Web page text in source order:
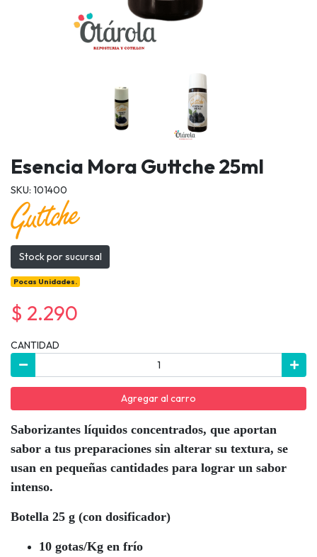
Esencia Mora Guttche 25ml
SKU: 101400
Stock por sucursal
Pocas Unidades.
$ 2.290
CANTIDAD
Agregar al carro
Saborizantes líquidos concentrados, que aportan
sabor a tus preparaciones sin alterar su textura, se
usan en pequeñas cantidades para lograr un sabor
intenso.
Botella 25 g (con dosificador)
10 gotas/Kg en frío